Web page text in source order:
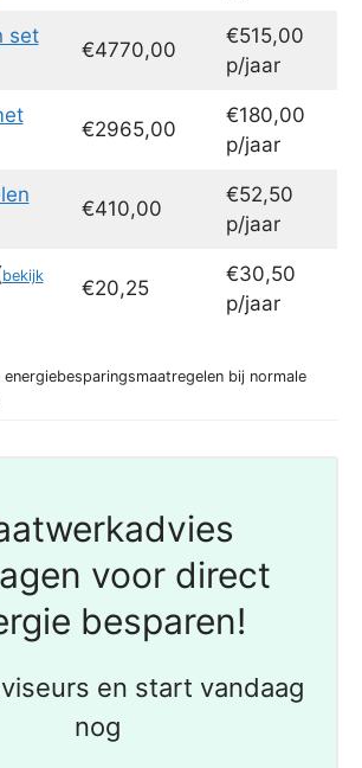
set
€4770,00
€515,00
p/jaar
€2965,00
€180,00
p/jaar
€410,00
€52,50
p/jaar
bekijk
€20,25
€30,50
p/jaar
energiebesparingsmaatregelen bij normale
voor direct
besparen!
en start vandaag
nog